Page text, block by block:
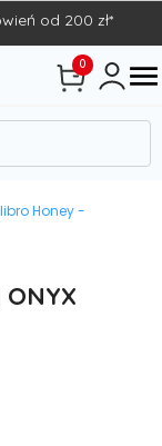
od 200 zł*
0 
Honey -